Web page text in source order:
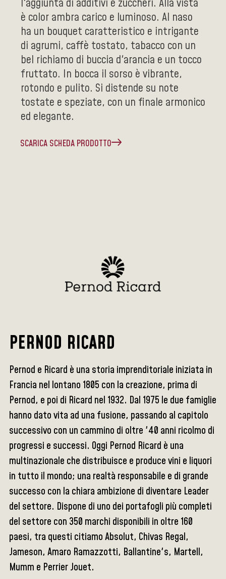
l'aggiunta di additivi e zuccheri. Alla vista
è color ambra carico e luminoso. Al naso
ha un bouquet caratteristico e intrigante
di agrumi, caffè tostato, tabacco con un
bel richiamo di buccia d'arancia e un tocco
fruttato. In bocca il sorso è vibrante,
rotondo e pulito. Si distende su note
tostate e speziate, con un finale armonico
ed elegante.
SCARICA SCHEDA PRODOTTO
PERNOD RICARD
Pernod e Ricard è una storia imprenditoriale iniziata in
Francia nel lontano 1805 con la creazione, prima di
Pernod, e poi di Ricard nel 1932. Dal 1975 le due famiglie
hanno dato vita ad una fusione, passando al capitolo
successivo con un cammino di oltre '40 anni ricolmo di
progressi e successi. Oggi Pernod Ricard è una
multinazionale che distribuisce e produce vini e liquori
in tutto il mondo; una realtà responsabile e di grande
successo con la chiara ambizione di diventare Leader
del settore. Dispone di uno dei portafogli più completi
del settore con 350 marchi disponibili in oltre 160
paesi, tra questi citiamo Absolut, Chivas Regal,
Jameson, Amaro Ramazzotti, Ballantine's, Martell,
Mumm e Perrier Jouet.